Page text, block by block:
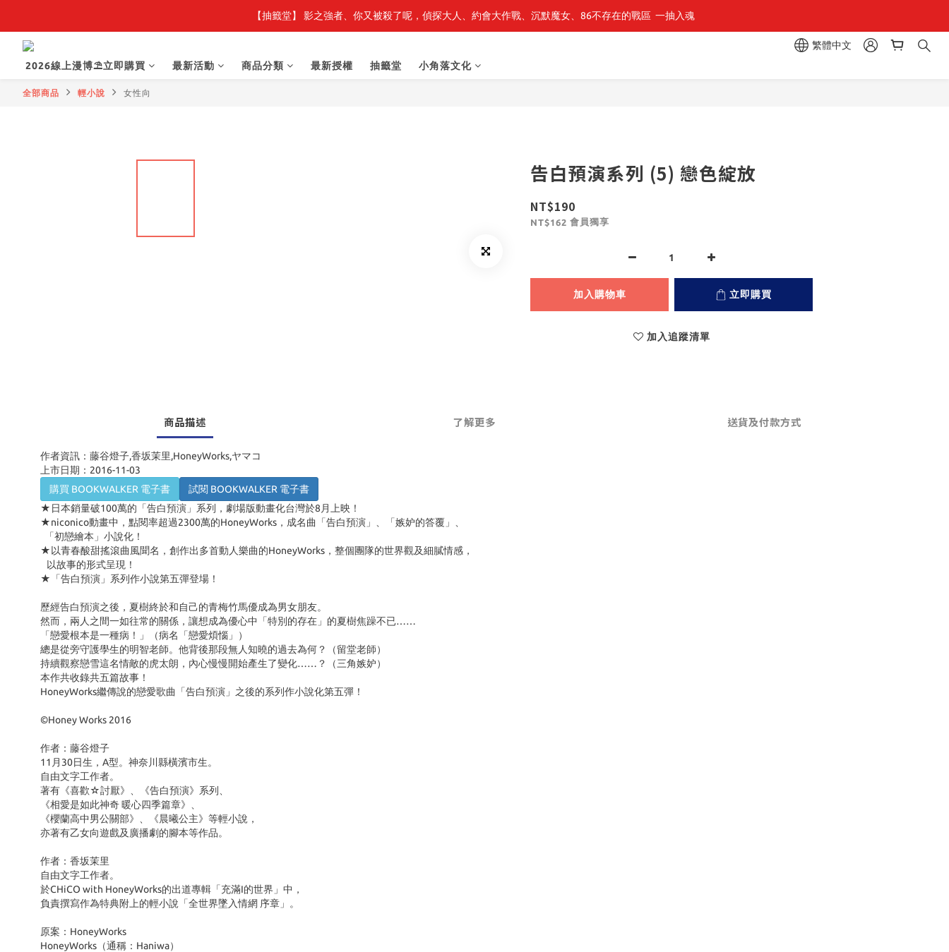
最新開賣🔥「全知讀者視角」 周邊商品
【抽籤堂】 影之強者、你又被殺了呢，偵探大人、約會大作戰、沉默魔女、86不存在的戰區  一抽入魂
繁體中文
2026線上漫博⛱️立即購買
最新活動 商品分類 最新授權 抽籤堂 小角落文化
全部商品 輕小說 女性向
告白預演系列 (5) 戀色綻放
NT$190
NT$162 會員獨享
加入購物車 立即購買
加入追蹤清單
商品描述 了解更多 送貨及付款方式
作者資訊：藤谷燈子,香坂茉里,HoneyWorks,ヤマコ
上市日期：2016-11-03
購買 BOOKWALKER 電子書
試閱 BOOKWALKER 電子書
★日本銷量破100萬的「告白預演」系列，劇場版動畫化台灣於8月上映！
★niconico動畫中，點閱率超過2300萬的HoneyWorks，成名曲「告白預演」、「嫉妒的答覆」、
「初戀繪本」小說化！
★以青春酸甜搖滾曲風聞名，創作出多首動人樂曲的HoneyWorks，整個團隊的世界觀及細膩情感，
以故事的形式呈現！
★「告白預演」系列作小說第五彈登場！
歷經告白預演之後，夏樹終於和自己的青梅竹馬優成為男女朋友。
然而，兩人之間一如往常的關係，讓想成為優心中「特別的存在」的夏樹焦躁不已……
「戀愛根本是一種病！」（病名「戀愛煩惱」）
總是從旁守護學生的明智老師。他背後那段無人知曉的過去為何？（留堂老師）
持續觀察戀雪這名情敵的虎太朗，內心慢慢開始產生了變化……？（三角嫉妒）
本作共收錄共五篇故事！
HoneyWorks繼傳說的戀愛歌曲「告白預演」之後的系列作小說化第五彈！
©Honey Works 2016
作者：藤谷燈子
11月30日生，A型。神奈川縣橫濱市生。
自由文字工作者。
著有《喜歡☆討厭》、《告白預演》系列、
《相愛是如此神奇 暖心四季篇章》、
《櫻蘭高中男公關部》、《晨曦公主》等輕小說，
亦著有乙女向遊戲及廣播劇的腳本等作品。
作者：香坂茉里
自由文字工作者。
於CHiCO with HoneyWorks的出道專輯「充滿I的世界」中，
負責撰寫作為特典附上的輕小說「全世界墜入情網 序章」。
原案：HoneyWorks
HoneyWorks（通稱：Haniwa）